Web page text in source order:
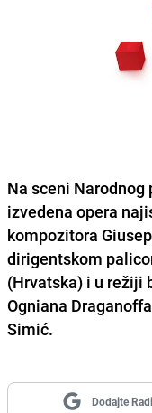
Na sceni Narodnog
izvedena opera
kompozitora
dirigentskom
(Hrvatska) i u režiji
Ogniana Draganoffa
Simić.
Dodajte